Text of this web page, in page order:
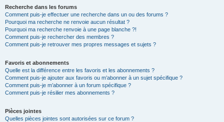
Recherche dans les forums
Comment puis-je effectuer une recherche dans un ou des forums ?
Pourquoi ma recherche ne renvoie aucun résultat ?
Pourquoi ma recherche renvoie à une page blanche ?!
Comment puis-je rechercher des membres ?
Comment puis-je retrouver mes propres messages et sujets ?
Favoris et abonnements
Quelle est la différence entre les favoris et les abonnements ?
Comment puis-je ajouter aux favoris ou m’abonner à un sujet spécifique ?
Comment puis-je m’abonner à un forum spécifique ?
Comment puis-je résilier mes abonnements ?
Pièces jointes
Quelles pièces jointes sont autorisées sur ce forum ?